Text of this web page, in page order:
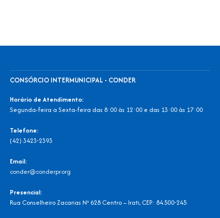
CONSÓRCIO INTERMUNICIPAL - CONDER
Horário de Atendimento:
Segunda-feira a Sexta-feira das 8:00 às 12:00 e das 13:00 às 17:00
Telefone:
(42) 3423-2393
Email:
conder@conderpr.org
Presencial:
Rua Conselheiro Zacarias Nº 628 Centro – Irati, CEP: 84.500-245